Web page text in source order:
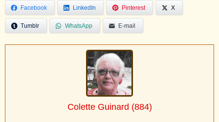
Facebook LinkedIn Pinterest X
Tumblr WhatsApp E-mail
Colette Guinard (884)